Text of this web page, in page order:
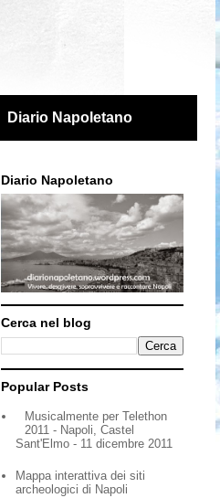
Diario Napoletano
Diario Napoletano
Cerca nel blog
Popular Posts
Musicalmente per Telethon
2011 - Napoli, Castel
Sant'Elmo - 11 dicembre 2011
Mappa interattiva dei siti
archeologici di Napoli